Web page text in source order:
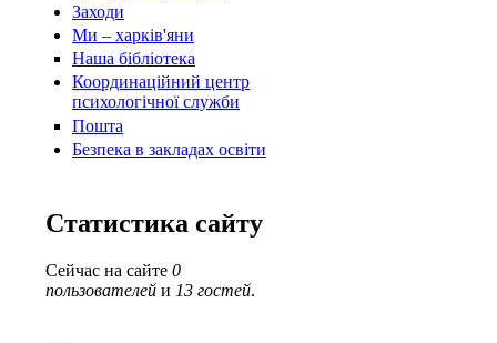
Заходи
Ми – харків'яни
Наша бібліотека
Координаційний центр
психологічної служби
Пошта
Безпека в закладах освіти
Статистика сайту
Сейчас на сайте 0
пользователей и 13 гостей.